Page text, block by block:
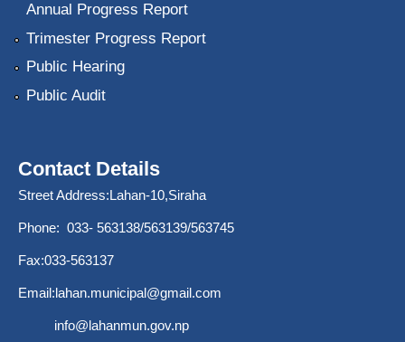
Annual Progress Report
Trimester Progress Report
Public Hearing
Public Audit
Contact Details
Street Address:Lahan-10,Siraha
Phone: 033- 563138/563139/563745
Fax:033-563137
Email:lahan.municipal@gmail.com
info@lahanmun.gov.np